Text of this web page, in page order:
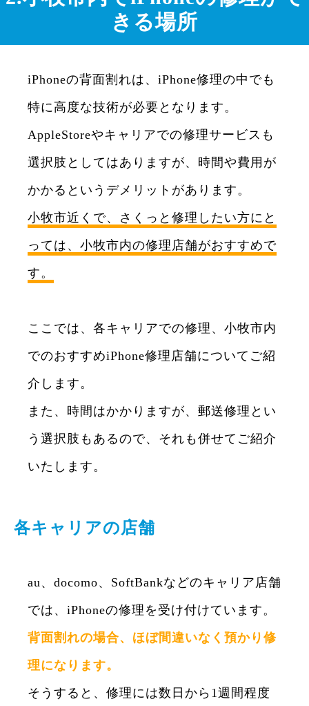
きる場所
iPhoneの背面割れは、iPhone修理の中でも
特に高度な技術が必要となります。
AppleStoreやキャリアでの修理サービスも
選択肢としてはありますが、時間や費用が
かかるというデメリットがあります。
小牧市近くで、さくっと修理したい方にと
っては、小牧市内の修理店舗がおすすめで
す。
ここでは、各キャリアでの修理、小牧市内
でのおすすめiPhone修理店舗についてご紹
介します。
また、時間はかかりますが、郵送修理とい
う選択肢もあるので、それも併せてご紹介
いたします。
各キャリアの店舗
au、docomo、SoftBankなどのキャリア店舗
では、iPhoneの修理を受け付けています。
背面割れの場合、ほぼ間違いなく預かり修
理になります。
そうすると、修理には数日から1週間程度